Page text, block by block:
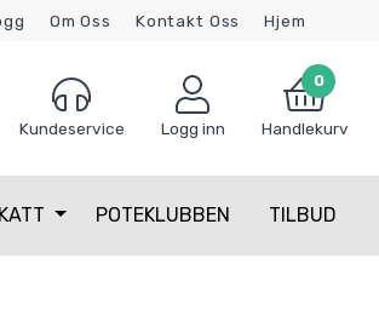
Om Oss Kontakt Oss
Hjem
Kundeservice Logg inn
0
Handlekurv
KATT POTEKLUBBEN TILBUD